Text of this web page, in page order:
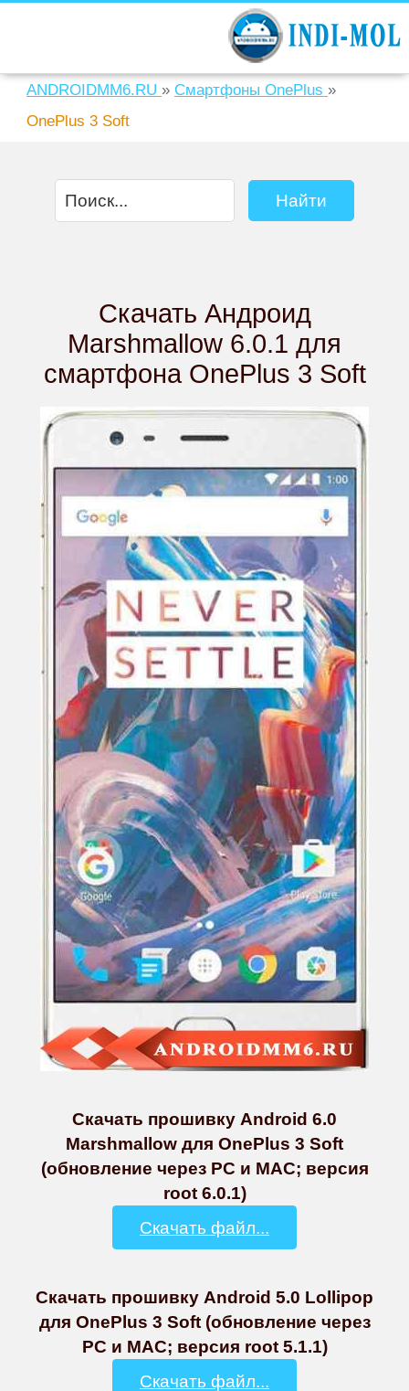
ANDROIDMM6.RU » Смартфоны OnePlus »
OnePlus 3 Soft
Скачать Андроид
Marshmallow 6.0.1 для
смартфона OnePlus 3 Soft
Скачать прошивку Android 6.0
Marshmallow для OnePlus 3 Soft
(обновление через PC и MAC; версия
root 6.0.1)
Скачать файл...
Скачать прошивку Android 5.0 Lollipop
для OnePlus 3 Soft (обновление через
PC и MAC; версия root 5.1.1)
Скачать файл...